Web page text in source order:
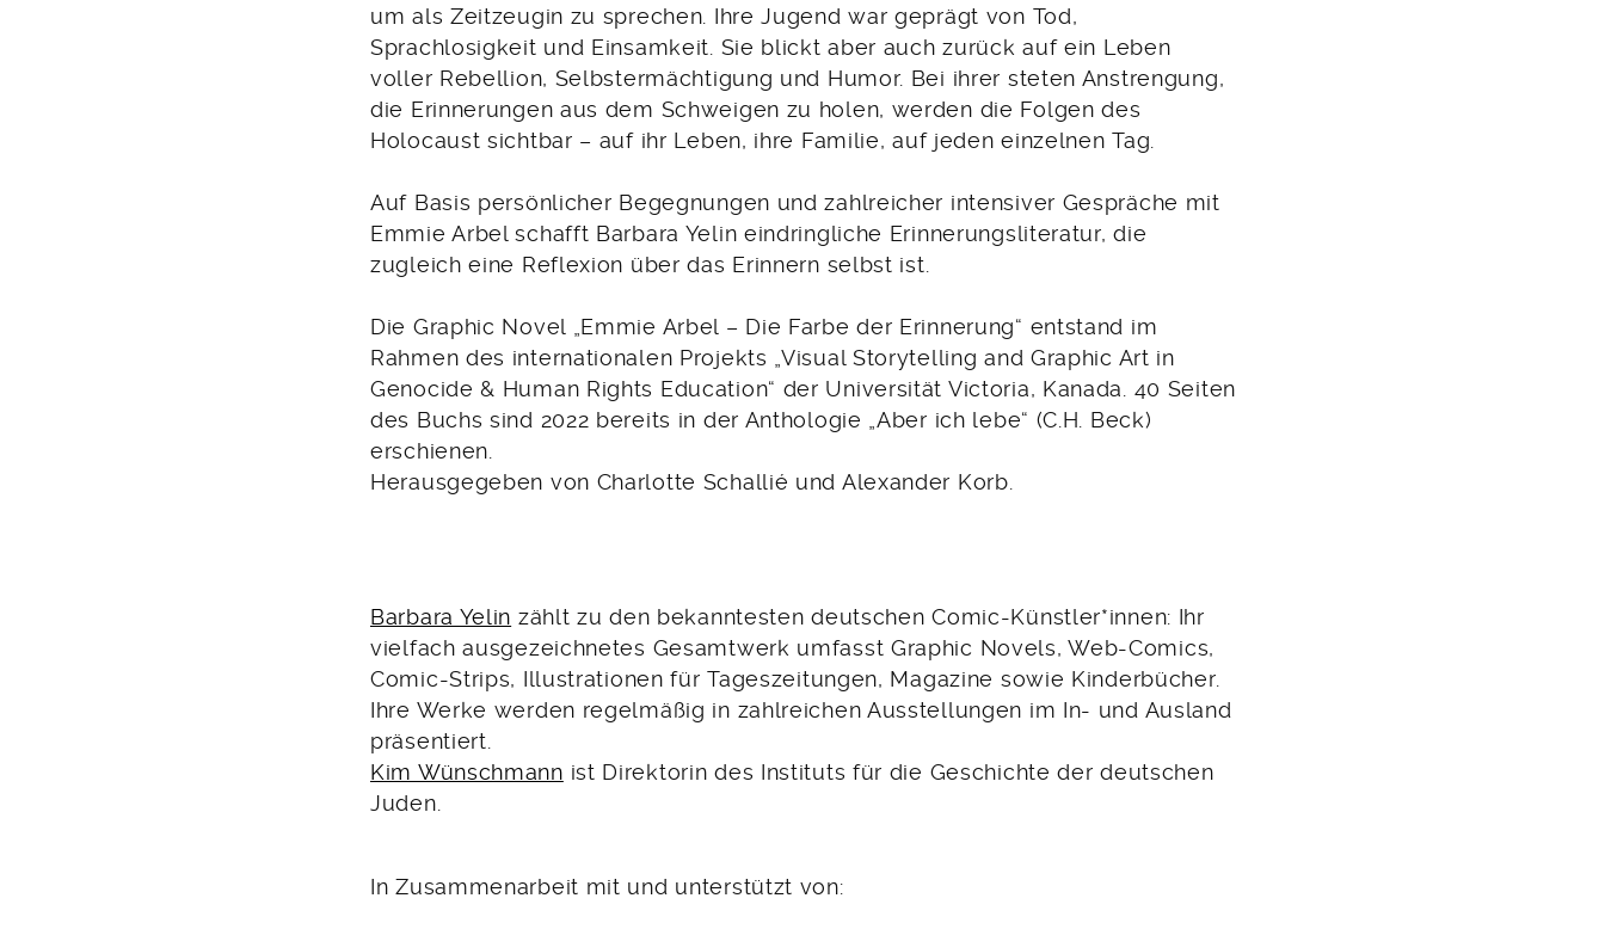
um als Zeitzeugin zu sprechen. Ihre Jugend war geprägt von Tod,
Sprachlosigkeit und Einsamkeit. Sie blickt aber auch zurück auf ein Leben
voller Rebellion, Selbstermächtigung und Humor. Bei ihrer steten Anstrengung,
die Erinnerungen aus dem Schweigen zu holen, werden die Folgen des
Holocaust sichtbar – auf ihr Leben, ihre Familie, auf jeden einzelnen Tag.
Auf Basis persönlicher Begegnungen und zahlreicher intensiver Gespräche mit
Emmie Arbel schafft Barbara Yelin eindringliche Erinnerungsliteratur, die
zugleich eine Reflexion über das Erinnern selbst ist.
Die Graphic Novel „Emmie Arbel – Die Farbe der Erinnerung“ entstand im
Rahmen des internationalen Projekts „Visual Storytelling and Graphic Art in
Genocide & Human Rights Education“ der Universität Victoria, Kanada. 40 Seiten
des Buchs sind 2022 bereits in der Anthologie „Aber ich lebe“ (C.H. Beck)
erschienen.
Herausgegeben von Charlotte Schallié und Alexander Korb.
Barbara Yelin zählt zu den bekanntesten deutschen Comic-Künstler*innen: Ihr
vielfach ausgezeichnetes Gesamtwerk umfasst Graphic Novels, Web-Comics,
Comic-Strips, Illustrationen für Tageszeitungen, Magazine sowie Kinderbücher.
Ihre Werke werden regelmäßig in zahlreichen Ausstellungen im In- und Ausland
präsentiert.
Kim Wünschmann ist Direktorin des Instituts für die Geschichte der deutschen
Juden.
In Zusammenarbeit mit und unterstützt von: